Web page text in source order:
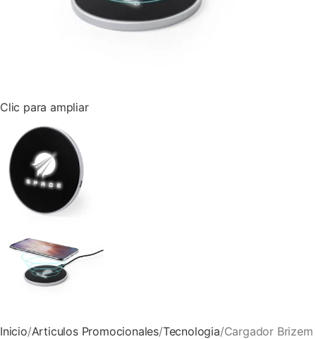
Clic para ampliar
Inicio Articulos Promocionales Tecnologia Cargador Brizem